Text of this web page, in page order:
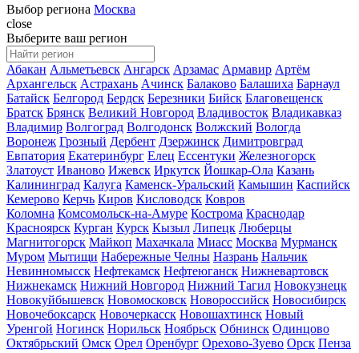
Выбор региона Москва
close
Выберите ваш регион
Абакан Альметьевск Ангарск Арзамас Армавир Артём
Архангельск Астрахань Ачинск Балаково Балашиха Барнаул
Батайск Белгород Бердск Березники Бийск Благовещенск
Братск Брянск Великий Новгород Владивосток Владикавказ
Владимир Волгоград Волгодонск Волжский Вологда
Воронеж Грозный Дербент Дзержинск Димитровград
Евпатория Екатеринбург Елец Ессентуки Железногорск
Златоуст Иваново Ижевск Иркутск Йошкар-Ола Казань
Калининград Калуга Каменск-Уральский Камышин Каспийск
Кемерово Керчь Киров Кисловодск Ковров
Коломна Комсомольск-на-Амуре Кострома Краснодар
Красноярск Курган Курск Кызыл Липецк Люберцы
Магнитогорск Майкоп Махачкала Миасс Москва Мурманск
Муром Мытищи Набережные Челны Назрань Нальчик
Невинномысск Нефтекамск Нефтеюганск Нижневартовск
Нижнекамск Нижний Новгород Нижний Тагил Новокузнецк
Новокуйбышевск Новомосковск Новороссийск Новосибирск
Новочебоксарск Новочеркасск Новошахтинск Новый
Уренгой Ногинск Норильск Ноябрьск Обнинск Одинцово
Октябрьский Омск Орел Оренбург Орехово-Зуево Орск Пенза